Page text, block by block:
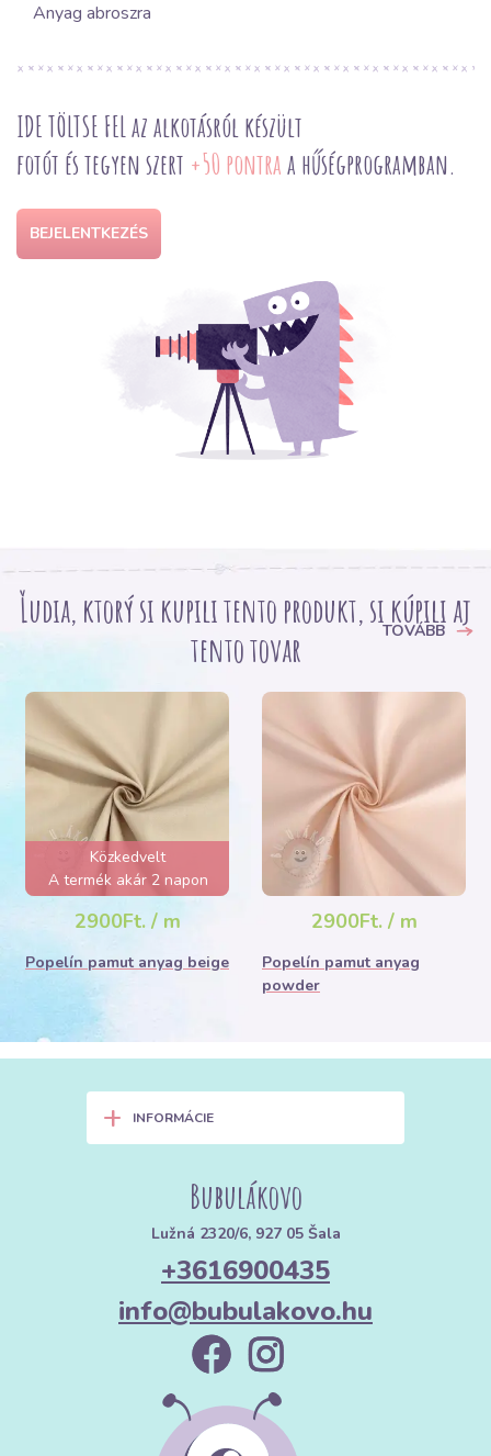
Anyag abroszra
IDE TÖLTSE FEL az alkotásról készült
fotót és tegyen szert +50 pontraa hűségprogramban.
BEJELENTKEZÉS
Ľudia, ktorý si kupili tento produkt, si kúpili aj
tento tovar
TOVÁBB
Közkedvelt
A termék akár 2 napon
belül elfogyhat!
2900Ft. / m
Popelín pamut anyag beige
2900Ft. / m
Popelín pamut anyag
powder
+ INFORMÁCIE
Bubulákovo
Lužná 2320/6, 927 05 Šala
+3616900435
info@bubulakovo.hu